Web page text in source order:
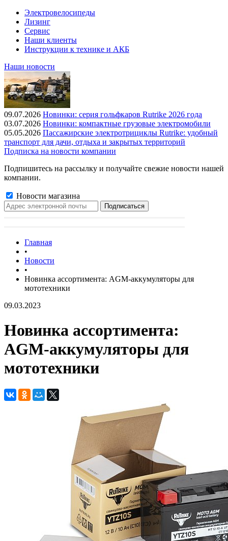
Электровелосипеды
Лизинг
Сервис
Наши клиенты
Инструкции к технике и АКБ
Наши новости
09.07.2026 Новинки: серия гольфкаров Rutrike 2026 года
03.07.2026 Новинки: компактные грузовые электромобили
05.05.2026 Пассажирские электротрициклы Rutrike: удобный
транспорт для дачи, отдыха и закрытых территорий
Подписка на новости компании
Подпишитесь на рассылку и получайте свежие новости нашей
компании.
Новости магазина
Главная
•
Новости
•
Новинка ассортимента: AGM-аккумуляторы для
мототехники
09.03.2023
Новинка ассортимента:
AGM-аккумуляторы для
мототехники